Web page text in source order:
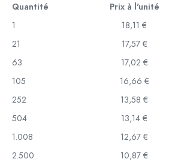
Quantité Prix à l'unité
1
18,11 €
21
17,57 €
63
17,02 €
105
16,66 €
252
13,58 €
504
13,14 €
1.008
12,67 €
2.500
10,87 €